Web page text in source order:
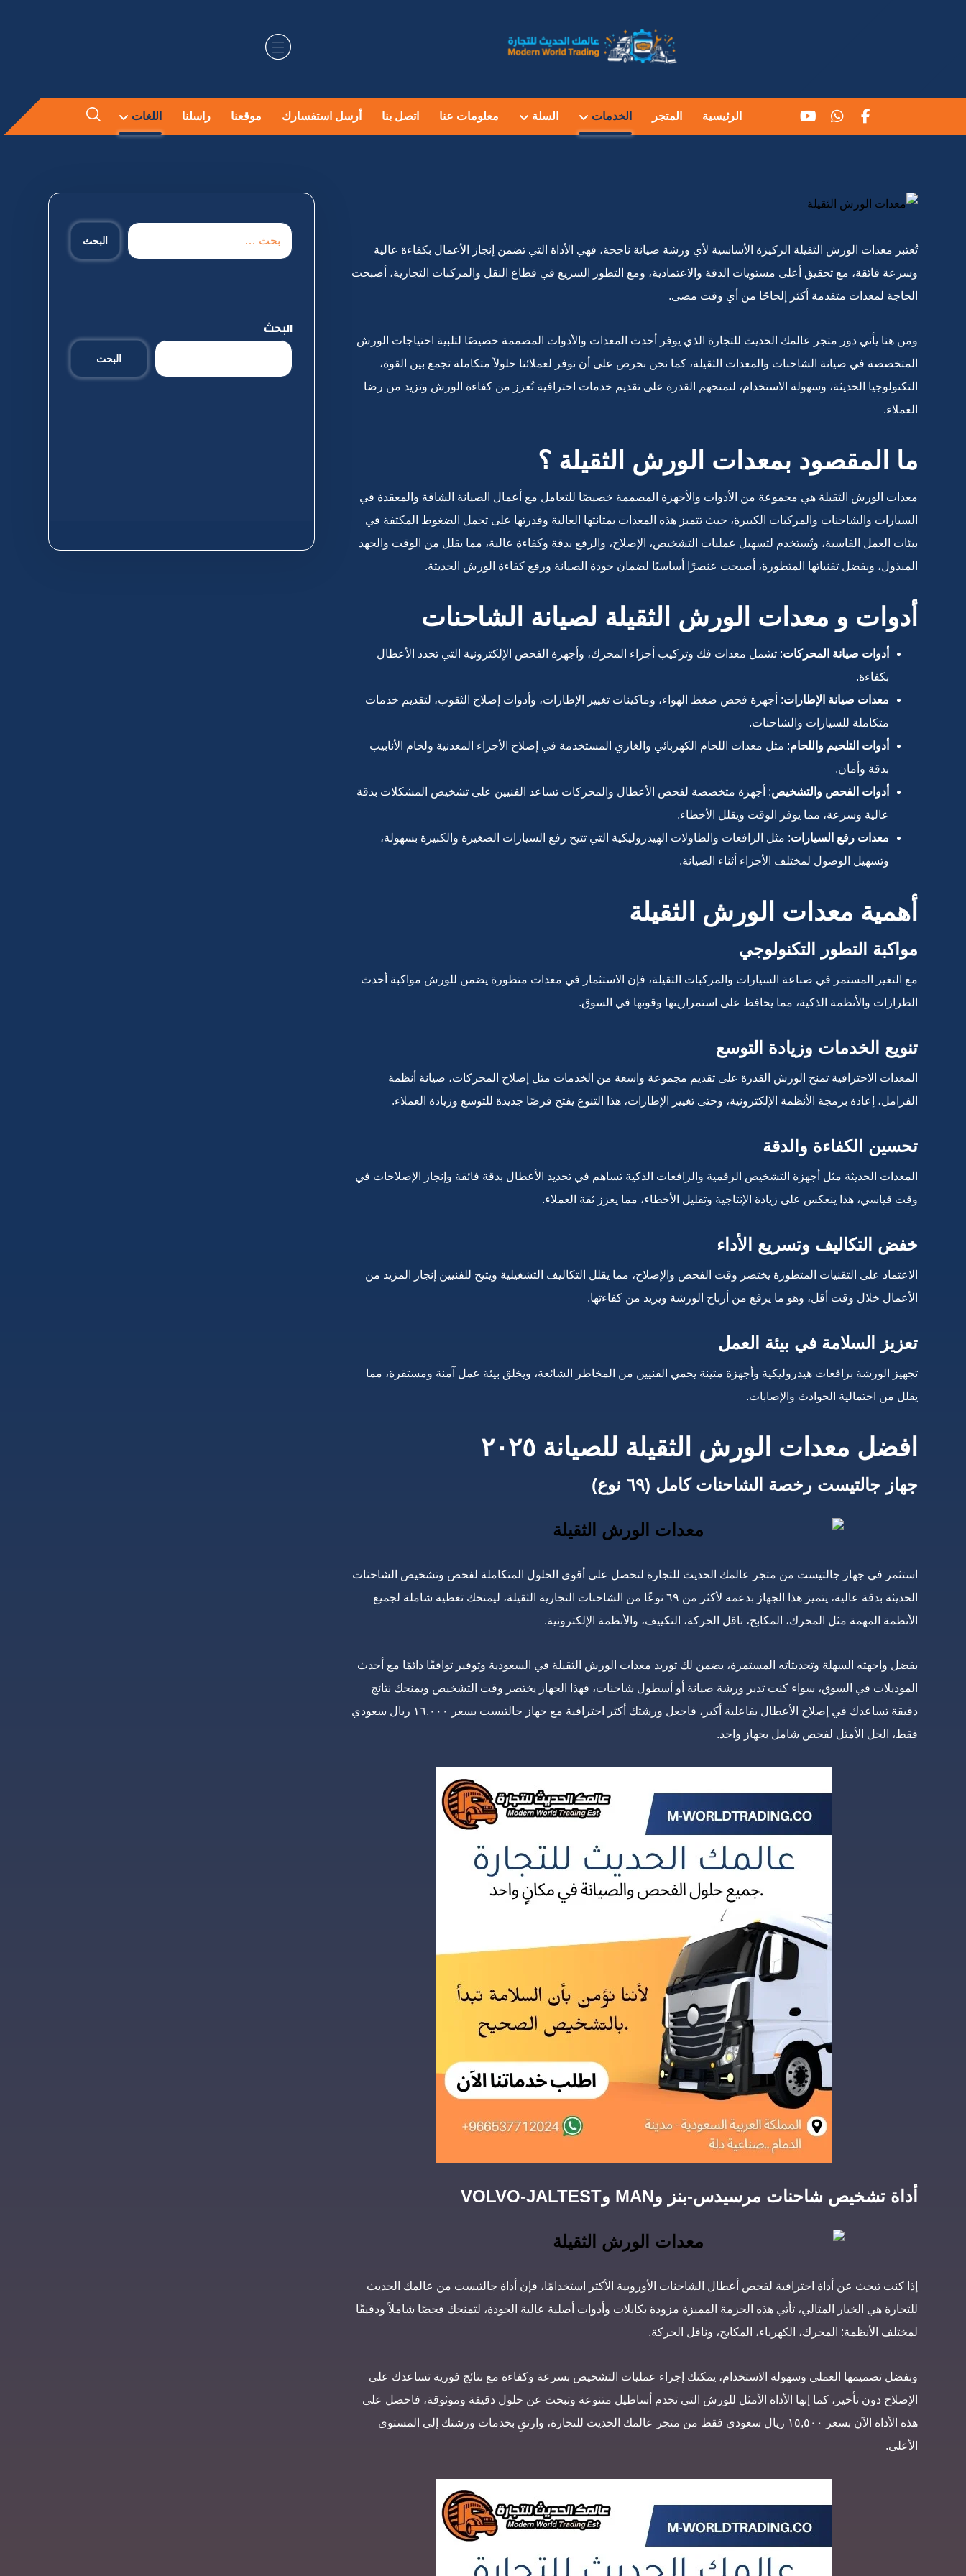
الرئيسية المتجر الخدمات السلة معلومات عنا اتصل بنا أرسل استفسارك موقعنا راسلنا اللغات
تُعتبر معدات الورش الثقيلة الركيزة الأساسية لأي ورشة صيانة ناجحة، فهي الأداة التي تضمن إنجاز الأعمال بكفاءة عالية
وسرعة فائقة، مع تحقيق أعلى مستويات الدقة والاعتمادية، ومع التطور السريع في قطاع النقل والمركبات التجارية، أصبحت
الحاجة لمعدات متقدمة أكثر إلحاحًا من أي وقت مضى.
ومن هنا يأتي دور متجر عالمك الحديث للتجارة الذي يوفر أحدث المعدات والأدوات المصممة خصيصًا لتلبية احتياجات الورش
المتخصصة في صيانة الشاحنات والمعدات الثقيلة، كما نحن نحرص على أن نوفر لعملائنا حلولاً متكاملة تجمع بين القوة،
التكنولوجيا الحديثة، وسهولة الاستخدام، لنمنحهم القدرة على تقديم خدمات احترافية تُعزز من كفاءة الورش وتزيد من رضا
العملاء.
ما المقصود بمعدات الورش الثقيلة ؟
معدات الورش الثقيلة هي مجموعة من الأدوات والأجهزة المصممة خصيصًا للتعامل مع أعمال الصيانة الشاقة والمعقدة في
السيارات والشاحنات والمركبات الكبيرة، حيث تتميز هذه المعدات بمتانتها العالية وقدرتها على تحمل الضغوط المكثفة في
بيئات العمل القاسية، وتُستخدم لتسهيل عمليات التشخيص، الإصلاح، والرفع بدقة وكفاءة عالية، مما يقلل من الوقت والجهد
المبذول، وبفضل تقنياتها المتطورة، أصبحت عنصرًا أساسيًا لضمان جودة الصيانة ورفع كفاءة الورش الحديثة.
أدوات و معدات الورش الثقيلة لصيانة الشاحنات
أدوات صيانة المحركات: تشمل معدات فك وتركيب أجزاء المحرك، وأجهزة الفحص الإلكترونية التي تحدد الأعطال
بكفاءة.
معدات صيانة الإطارات: أجهزة فحص ضغط الهواء، وماكينات تغيير الإطارات، وأدوات إصلاح الثقوب، لتقديم خدمات
متكاملة للسيارات والشاحنات.
أدوات التلحيم واللحام: مثل معدات اللحام الكهربائي والغازي المستخدمة في إصلاح الأجزاء المعدنية ولحام الأنابيب
بدقة وأمان.
أدوات الفحص والتشخيص: أجهزة متخصصة لفحص الأعطال والمحركات تساعد الفنيين على تشخيص المشكلات بدقة
عالية وسرعة، مما يوفر الوقت ويقلل الأخطاء.
معدات رفع السيارات: مثل الرافعات والطاولات الهيدروليكية التي تتيح رفع السيارات الصغيرة والكبيرة بسهولة،
وتسهيل الوصول لمختلف الأجزاء أثناء الصيانة.
أهمية معدات الورش الثقيلة
مواكبة التطور التكنولوجي
مع التغير المستمر في صناعة السيارات والمركبات الثقيلة، فإن الاستثمار في معدات متطورة يضمن للورش مواكبة أحدث
الطرازات والأنظمة الذكية، مما يحافظ على استمراريتها وقوتها في السوق.
تنويع الخدمات وزيادة التوسع
المعدات الاحترافية تمنح الورش القدرة على تقديم مجموعة واسعة من الخدمات مثل إصلاح المحركات، صيانة أنظمة
الفرامل، إعادة برمجة الأنظمة الإلكترونية، وحتى تغيير الإطارات، هذا التنوع يفتح فرصًا جديدة للتوسع وزيادة العملاء.
تحسين الكفاءة والدقة
المعدات الحديثة مثل أجهزة التشخيص الرقمية والرافعات الذكية تساهم في تحديد الأعطال بدقة فائقة وإنجاز الإصلاحات في
وقت قياسي، هذا ينعكس على زيادة الإنتاجية وتقليل الأخطاء، مما يعزز ثقة العملاء.
خفض التكاليف وتسريع الأداء
الاعتماد على التقنيات المتطورة يختصر وقت الفحص والإصلاح، مما يقلل التكاليف التشغيلية ويتيح للفنيين إنجاز المزيد من
الأعمال خلال وقت أقل، وهو ما يرفع من أرباح الورشة ويزيد من كفاءتها.
تعزيز السلامة في بيئة العمل
تجهيز الورشة برافعات هيدروليكية وأجهزة متينة يحمي الفنيين من المخاطر الشائعة، ويخلق بيئة عمل آمنة ومستقرة، مما
يقلل من احتمالية الحوادث والإصابات.
افضل معدات الورش الثقيلة للصيانة ٢٠٢٥
جهاز جالتيست رخصة الشاحنات كامل (٦٩ نوع)
استثمر في جهاز جالتيست من متجر عالمك الحديث للتجارة لتحصل على أقوى الحلول المتكاملة لفحص وتشخيص الشاحنات
الحديثة بدقة عالية، يتميز هذا الجهاز بدعمه لأكثر من ٦٩ نوعًا من الشاحنات التجارية الثقيلة، ليمنحك تغطية شاملة لجميع
الأنظمة المهمة مثل المحرك، المكابح، ناقل الحركة، التكييف، والأنظمة الإلكترونية.
بفضل واجهته السهلة وتحديثاته المستمرة، يضمن لك توريد معدات الورش الثقيلة في السعودية وتوفير توافقًا دائمًا مع أحدث
الموديلات في السوق، سواء كنت تدير ورشة صيانة أو أسطول شاحنات، فهذا الجهاز يختصر وقت التشخيص ويمنحك نتائج
دقيقة تساعدك في إصلاح الأعطال بفاعلية أكبر، فاجعل ورشتك أكثر احترافية مع جهاز جالتيست بسعر ١٦,٠٠٠ ريال سعودي
فقط، الحل الأمثل لفحص شامل بجهاز واحد.
أداة تشخيص شاحنات مرسيدس-بنز وMAN وVOLVO-JALTEST
إذا كنت تبحث عن أداة احترافية لفحص أعطال الشاحنات الأوروبية الأكثر استخدامًا، فإن أداة جالتيست من عالمك الحديث
للتجارة هي الخيار المثالي، تأتي هذه الحزمة المميزة مزودة بكابلات وأدوات أصلية عالية الجودة، لتمنحك فحصًا شاملاً ودقيقًا
لمختلف الأنظمة: المحرك، الكهرباء، المكابح، وناقل الحركة.
وبفضل تصميمها العملي وسهولة الاستخدام، يمكنك إجراء عمليات التشخيص بسرعة وكفاءة مع نتائج فورية تساعدك على
الإصلاح دون تأخير، كما إنها الأداة الأمثل للورش التي تخدم أساطيل متنوعة وتبحث عن حلول دقيقة وموثوقة، فاحصل على
هذه الأداة الآن بسعر ١٥,٥٠٠ ريال سعودي فقط من متجر عالمك الحديث للتجارة، وارتقِ بخدمات ورشتك إلى المستوى
الأعلى.
البحث
البحث
البحث